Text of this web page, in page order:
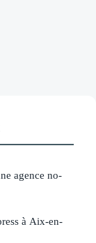
agence no-
à Aix-en-